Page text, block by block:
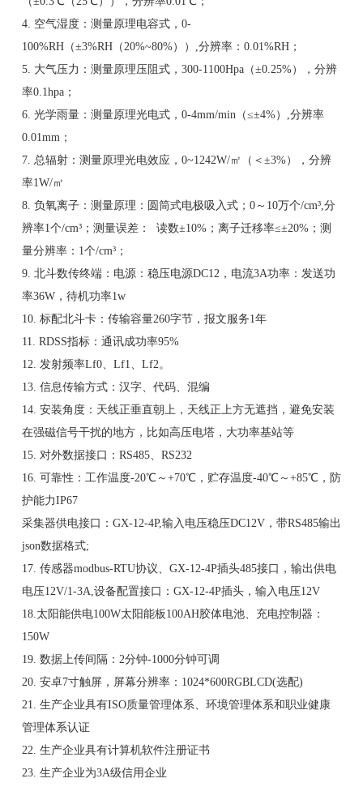
4. 空气湿度：测量原理电容式，0-
100%RH（±3%RH（20%~80%））,分辨率：0.01%RH；
5. 大气压力：测量原理压阻式，300-1100Hpa（±0.25%），分辨
率0.1hpa；
6. 光学雨量：测量原理光电式，0-4mm/min（≤±4%）,分辨率
0.01mm；
7. 总辐射：测量原理光电效应，0~1242W/㎡（＜±3%），分辨
率1W/㎡
8. 负氧离子：测量原理：圆筒式电极吸入式；0～10万个/cm³,分
辨率1个/cm³；测量误差： 读数±10%；离子迁移率≤±20%；测
量分辨率：1个/cm³；
9. 北斗数传终端：电源：稳压电源DC12，电流3A功率：发送功
率36W，待机功率1w
10. 标配北斗卡：传输容量260字节，报文服务1年
11. RDSS指标：通讯成功率95%
12. 发射频率Lf0、Lf1、Lf2。
13. 信息传输方式：汉字、代码、混编
14. 安装角度：天线正垂直朝上，天线正上方无遮挡，避免安装
在强磁信号干扰的地方，比如高压电塔，大功率基站等
15. 对外数据接口：RS485、RS232
16. 可靠性：工作温度-20℃～+70℃，贮存温度-40℃～+85℃，防
护能力IP67
采集器供电接口：GX-12-4P,输入电压稳压DC12V，带RS485输出
json数据格式;
17. 传感器modbus-RTU协议、GX-12-4P插头485接口，输出供电
电压12V/1-3A,设备配置接口：GX-12-4P插头，输入电压12V
18.太阳能供电100W太阳能板100AH胶体电池、充电控制器：
150W
19. 数据上传间隔：2分钟-1000分钟可调
20. 安卓7寸触屏，屏幕分辨率：1024*600RGBLCD(选配)
21. 生产企业具有ISO质量管理体系、环境管理体系和职业健康
管理体系认证
22. 生产企业具有计算机软件注册证书
23. 生产企业为3A级信用企业